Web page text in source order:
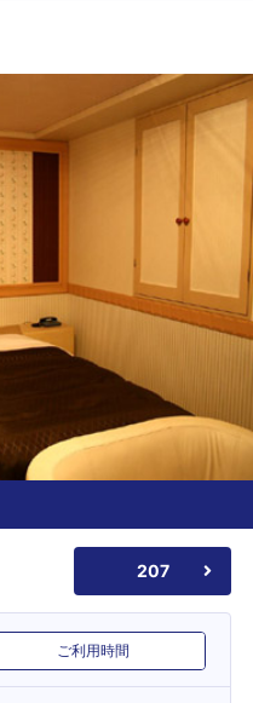
207
ご利用時間